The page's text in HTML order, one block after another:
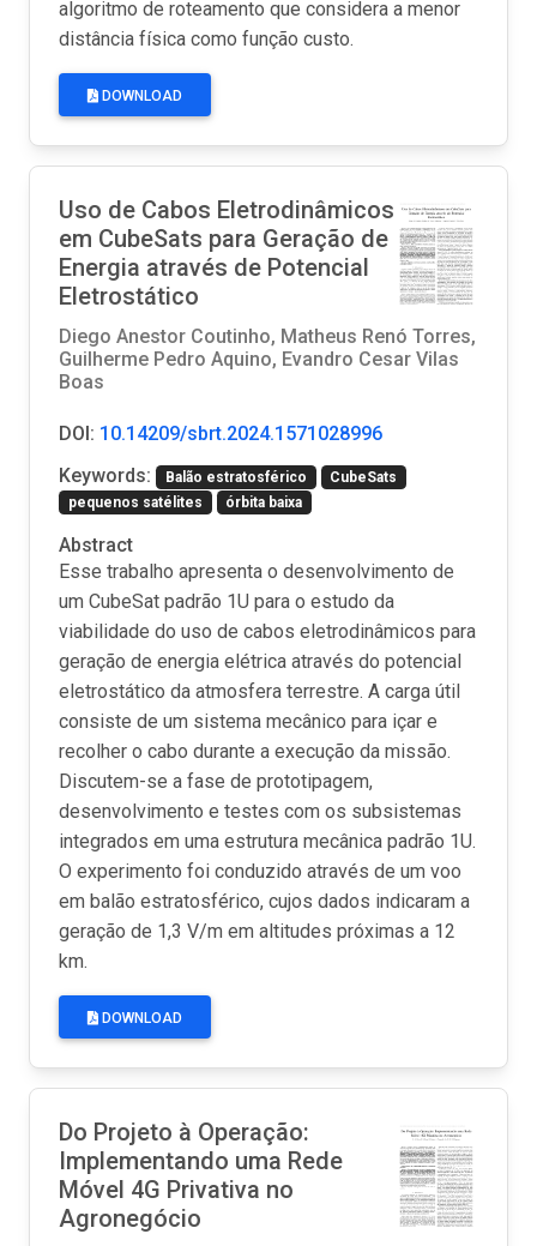
algoritmo de roteamento que considera a menor
distância física como função custo.
DOWNLOAD
Uso de Cabos Eletrodinâmicos
em CubeSats para Geração de
Energia através de Potencial
Eletrostático
Diego Anestor Coutinho, Matheus Renó Torres,
Guilherme Pedro Aquino, Evandro Cesar Vilas
Boas
DOI: 10.14209/sbrt.2024.1571028996
Keywords:
Balão estratosférico
CubeSats
pequenos satélites
órbita baixa
Abstract
Esse trabalho apresenta o desenvolvimento de
um CubeSat padrão 1U para o estudo da
viabilidade do uso de cabos eletrodinâmicos para
geração de energia elétrica através do potencial
eletrostático da atmosfera terrestre. A carga útil
consiste de um sistema mecânico para içar e
recolher o cabo durante a execução da missão.
Discutem-se a fase de prototipagem,
desenvolvimento e testes com os subsistemas
integrados em uma estrutura mecânica padrão 1U.
O experimento foi conduzido através de um voo
em balão estratosférico, cujos dados indicaram a
geração de 1,3 V/m em altitudes próximas a 12
km.
DOWNLOAD
Do Projeto à Operação:
Implementando uma Rede
Móvel 4G Privativa no
Agronegócio